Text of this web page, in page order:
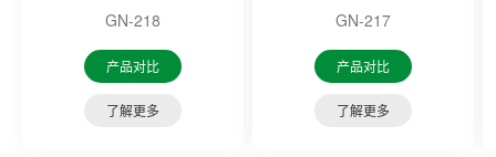
GN-218
产品对比
了解更多
GN-217
产品对比
了解更多